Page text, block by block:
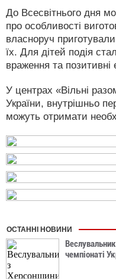
До Всесвітнього дня
про особливості
власноруч
їх. Для дітей подія
враження та позитивні
У центрах «Вільні
України, внутрішньо
можуть отримати
ОСТАННІ НОВИНИ
чемпіонаті